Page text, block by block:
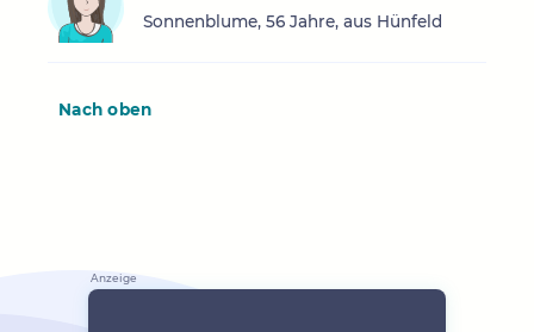
Sonnenblume, 56 Jahre, aus Hünfeld
Nach oben